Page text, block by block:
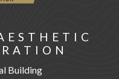
Building